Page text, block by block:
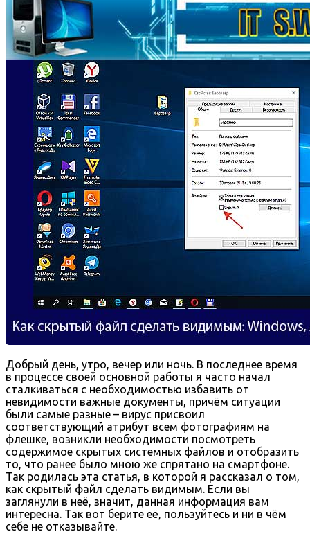
Добрый день, утро, вечер или ночь. В последнее время
в процессе своей основной работы я часто начал
сталкиваться с необходимостью избавить от
невидимости важные документы, причём ситуации
были самые разные – вирус присвоил
соответствующий атрибут всем фотографиям на
флешке, возникли необходимости посмотреть
содержимое скрытых системных файлов и отобразить
то, что ранее было мною же спрятано на смартфоне.
Так родилась эта статья, в которой я рассказал о том,
как скрытый файл сделать видимым. Если вы
заглянули в неё, значит, данная информация вам
интересна. Так вот берите её, пользуйтесь и ни в чём
себе не отказывайте.